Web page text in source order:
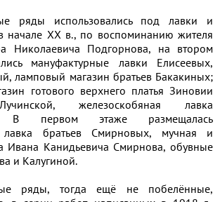
ряды использовались под лавки и
начале XX в., по воспоминанию жителя
Николаевича Подгорнова, на втором
мануфактурные лавки Елисеевых,
ламповый магазин братьев Бакакиных;
готового верхнего платья Зиновии
железоскобяная лавка
В первом этаже размещалась
лавка братьев Смирновых, мучная и
Ивана Канидьевича Смирнова, обувные
и Калугиной.
ряды, тогда ещё не побелённые,